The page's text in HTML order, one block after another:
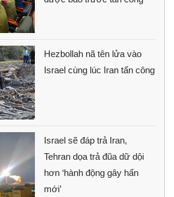
Hezbollah nã tên lửa vào
Israel cùng lúc Iran tấn công
Israel sẽ đáp trả Iran,
Tehran dọa trả đũa dữ dội
hơn ‘hành động gây hấn
mới’